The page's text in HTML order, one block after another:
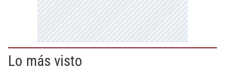
Lo más visto